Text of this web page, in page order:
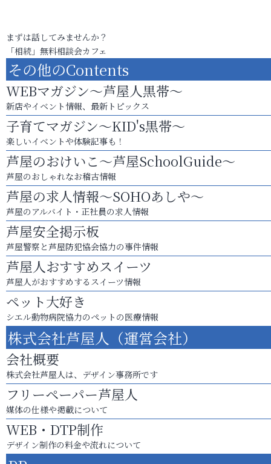
まずは話してみませんか？
「相続」無料相談会カフェ
その他のContents
WEBマガジン～芦屋人黒帯～
新店やイベント情報、最新トピックス
子育てマガジン～KID's黒帯～
楽しいイベントや体験記事も！
芦屋のおけいこ～芦屋SchoolGuide～
芦屋のおしゃれなお稽古情報
芦屋の求人情報～SOHOあしや～
芦屋のアルバイト・正社員の求人情報
芦屋安全掲示板
芦屋警察と芦屋防犯協会協力の事件情報
芦屋人おすすめスイーツ
芦屋人がおすすめするスイーツ情報
ペット大好き
シエル動物病院協力のペットの医療情報
株式会社芦屋人（運営会社）
会社概要
株式会社芦屋人は、デザイン事務所です
フリーペーパー芦屋人
媒体の仕様や掲載について
WEB・DTP制作
デザイン制作の料金や流れについて